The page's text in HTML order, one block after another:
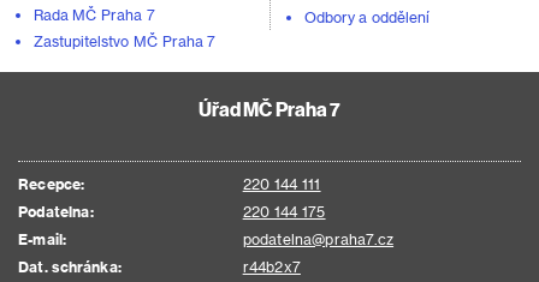
Rada MČ Praha 7
Zastupitelstvo MČ Praha 7
Odbory a oddělení
Úřad MČ Praha 7
Recepce:
220 144 111
Podatelna:
220 144 175
E-mail:
podatelna@praha7.cz
Dat. schránka:
r44b2x7